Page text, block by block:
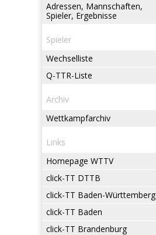
Adressen, Mannschaften,
Spieler, Ergebnisse
Spieler
Wechselliste
Q-TTR-Liste
Archiv
Wettkampfarchiv
Links
Homepage WTTV
click-TT DTTB
click-TT Baden-Württemberg
click-TT Baden
click-TT Brandenburg